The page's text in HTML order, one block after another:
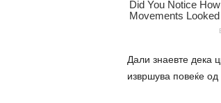
Дали знаевте дека
извршува повеќе